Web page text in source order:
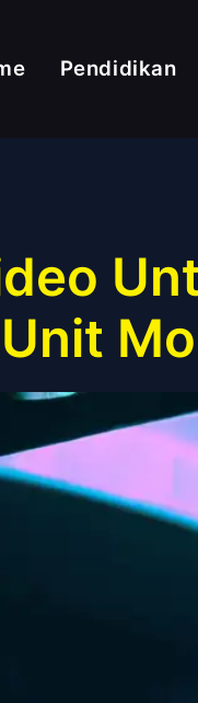
Pendidikan
Unit